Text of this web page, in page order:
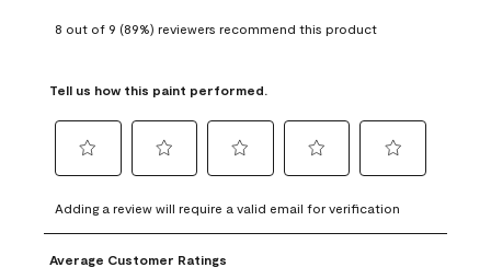
8 out of 9 (89%) reviewers recommend this product
Tell us how this paint performed.
to
rate
the
item
to
rate
the
to
rate
the
item
to
rate
to
rate
Adding a review will require a valid email for verification
Average Customer Ratings